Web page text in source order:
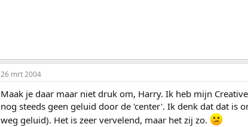
26 mrt 2004
Maak je daar maar niet druk om, Harry. Ik heb mijn
nog steeds geen geluid door de 'center'. Ik denk dat dat is
weg geluid). Het is zeer vervelend, maar het zij zo.